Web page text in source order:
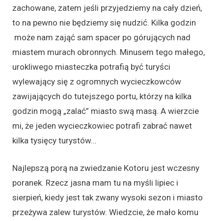
zachowane, zatem jeśli przyjedziemy na cały dzień,
to na pewno nie będziemy się nudzić. Kilka godzin
może nam zająć sam spacer po górujących nad
miastem murach obronnych. Minusem tego małego,
urokliwego miasteczka potrafią być turyści
wylewający się z ogromnych wycieczkowców
zawijających do tutejszego portu, którzy na kilka
godzin mogą „zalać” miasto swą masą. A wierzcie
mi, że jeden wycieczkowiec potrafi zabrać nawet
kilka tysięcy turystów…
Najlepszą porą na zwiedzanie Kotoru jest wczesny
poranek. Rzecz jasna mam tu na myśli lipiec i
sierpień, kiedy jest tak zwany wysoki sezon i miasto
przeżywa zalew turystów. Wiedzcie, że mało komu